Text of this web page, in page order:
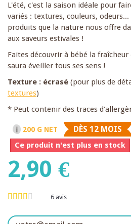
L'été, c'est la saison idéale pour
variés : textures, couleurs,
produits que la nature nous offre
aux saveurs estivales !
Faites découvrir à bébé la
saura éveiller tous ses sens !
Texture : écrasé (pour plus de
textures)
* Peut contenir des traces
200 G NET DÈS 12 MOIS
Ce produit n'est plus en stock
2,90 €
6 avis